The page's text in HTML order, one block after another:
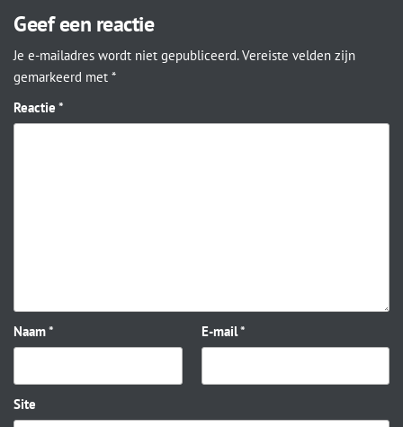
Geef een reactie
Je e-mailadres wordt niet gepubliceerd. Vereiste velden zijn
gemarkeerd met *
Reactie *
Naam* E-mail*
Site